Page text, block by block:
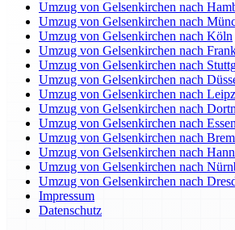
Umzug von Gelsenkirchen nach
Umzug von Gelsenkirchen nach
Umzug von Gelsenkirchen nach Köln
Umzug von Gelsenkirchen nach
Umzug von Gelsenkirchen nach
Umzug von Gelsenkirchen nach
Umzug von Gelsenkirchen nach
Umzug von Gelsenkirchen nach
Umzug von Gelsenkirchen nach Essen
Umzug von Gelsenkirchen nach
Umzug von Gelsenkirchen nach
Umzug von Gelsenkirchen nach
Umzug von Gelsenkirchen nach
Impressum
Datenschutz